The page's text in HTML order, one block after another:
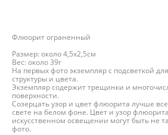
Флюорит ограненный
Размер: около 4,5х2,5см
Вес: около 39г
На первых фото экземпляр с подсветкой
структуры и цвета.
Экземпляр содержит трещинки и
поверхности.
Созерцать узор и цвет флюорита лучше
свете на белом фоне. Цвет и узор
искусственном освещении могут быть не
фото.